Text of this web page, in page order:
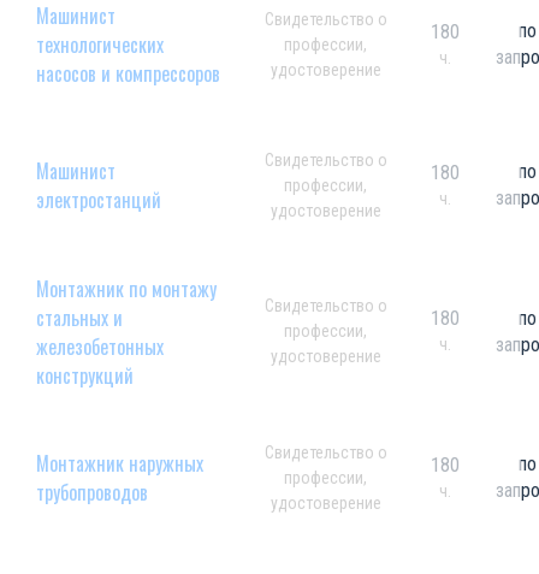
Машинист
технологических
насосов и компрессоров
Свидетельство о
профессии,
удостоверение
180
ч.
по
Машинист
электростанций
Свидетельство о
профессии,
удостоверение
180
ч.
по
Монтажник по монтажу
стальных и
железобетонных
конструкций
Свидетельство о
профессии,
удостоверение
180
ч.
по
Монтажник наружных
трубопроводов
Свидетельство о
профессии,
удостоверение
180
ч.
по